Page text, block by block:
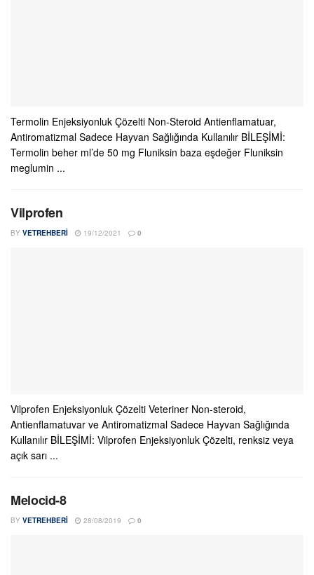
Termolin Enjeksiyonluk Çözelti Non-Steroid Antienflamatuar,
Antiromatizmal Sadece Hayvan Sağlığında Kullanılır BİLEŞİMİ:
Termolin beher ml’de 50 mg Fluniksin baza eşdeğer Fluniksin
meglumin ...
Vilprofen
BY VETREHBERI 19/12/2021 0
Vilprofen Enjeksiyonluk Çözelti Veteriner Non-steroid,
Antienflamatuvar ve Antiromatizmal Sadece Hayvan Sağlığında
Kullanılır BİLEŞİMİ: Vilprofen Enjeksiyonluk Çözelti, renksiz veya
açık sarı ...
Melocid-8
BY VETREHBERI 28/08/2019 0